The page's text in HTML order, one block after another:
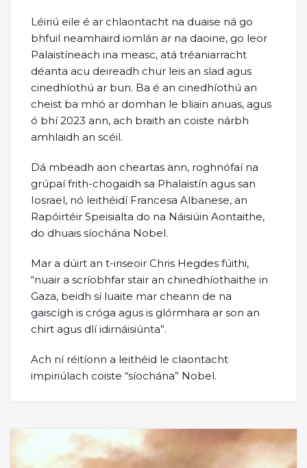
Léiriú eile é ar chlaontacht na duaise ná go
bhfuil neamhaird iomlán ar na daoine, go leor
Palaistíneach ina measc, atá tréaniarracht
déanta acu deireadh chur leis an slad agus
cinedhíothú ar bun. Ba é an cinedhíothú an
cheist ba mhó ar domhan le bliain anuas, agus
ó bhí 2023 ann, ach braith an coiste nárbh
amhlaidh an scéil.
Dá mbeadh aon cheartas ann, roghnófaí na
grúpaí frith-chogaidh sa Phalaistín agus san
Iosrael, nó leithéidí Francesa Albanese, an
Rapóirtéir Speisialta do na Náisiúin Aontaithe,
do dhuais síochána Nobel.
Mar a dúirt an t-iriseoir Chris Hegdes fúithi,
“nuair a scríobhfar stair an chinedhíothaithe in
Gaza, beidh sí luaite mar cheann de na
gaiscígh is cróga agus is glórmhara ar son an
chirt agus dlí idirnáisiúnta”.
Ach ní réitíonn a leithéid le claontacht
impiriúlach coiste “síochána” Nobel.